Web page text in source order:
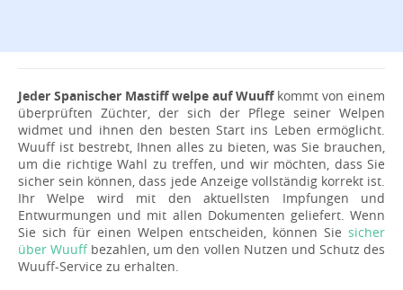
Jeder Spanischer Mastiff welpe auf Wuuffkommt von einem
überprüften Züchter, der sich der Pflege seiner Welpen
widmet und ihnen den besten Start ins Leben ermöglicht.
Wuuff ist bestrebt, Ihnen alles zu bieten, was Sie brauchen,
um die richtige Wahl zu treffen, und wir möchten, dass Sie
sicher sein können, dass jede Anzeige vollständig korrekt ist.
Ihr Welpe wird mit den aktuellsten Impfungen und
Entwurmungen und mit allen Dokumenten geliefert. Wenn
Sie sich für einen Welpen entscheiden, können Sie sicher
über Wuuffbezahlen, um den vollen Nutzen und Schutz des
Wuuff-Service zu erhalten.